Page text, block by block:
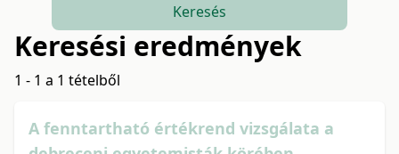
Keresés
Keresési eredmények
1 - 1 a 1 tételből
A fenntartható értékrend vizsgálata a